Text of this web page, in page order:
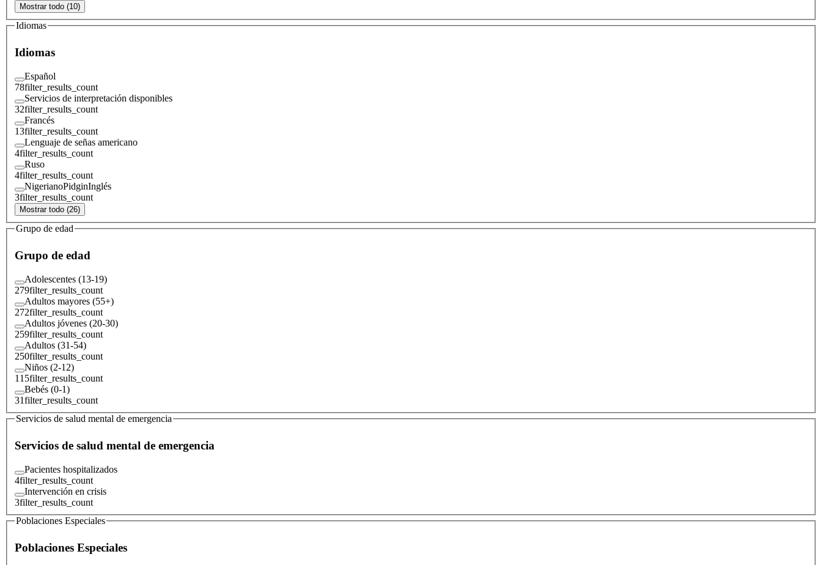
Mostrar todo (10)
Idiomas
Idiomas
Español
78filter_results_count
Servicios de interpretación disponibles
32filter_results_count
Francés
13filter_results_count
Lenguaje de señas americano
4filter_results_count
Ruso
4filter_results_count
NigerianoPidginInglés
3filter_results_count
Mostrar todo (26)
Grupo de edad
Grupo de edad
Adolescentes (13-19)
279filter_results_count
Adultos mayores (55+)
272filter_results_count
Adultos jóvenes (20-30)
259filter_results_count
Adultos (31-54)
250filter_results_count
Niños (2-12)
115filter_results_count
Bebés (0-1)
31filter_results_count
Servicios de salud mental de emergencia
Servicios de salud mental de emergencia
Pacientes hospitalizados
4filter_results_count
Intervención en crisis
3filter_results_count
Poblaciones Especiales
Poblaciones Especiales